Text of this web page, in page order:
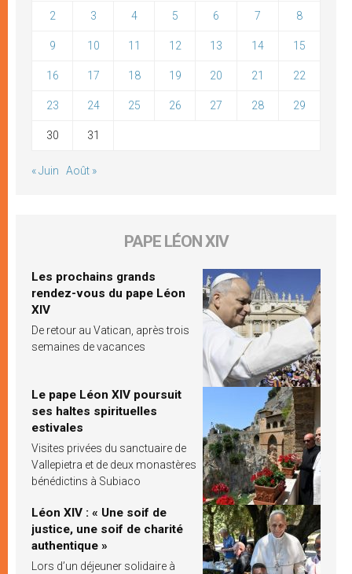
2 3 4 5 6 7 8
9 10 11 12 13 14 15
16 17 18 19 20 21 22
23 24 25 26 27 28 29
30 31
« Juin Août »
PAPE LÉON XIV
Les prochains grands
rendez-vous du pape Léon
XIV
De retour au Vatican, après trois
semaines de vacances
Le pape Léon XIV poursuit
ses haltes spirituelles
estivales
Visites privées du sanctuaire de
Vallepietra et de deux monastères
bénédictins à Subiaco
Léon XIV : « Une soif de
justice, une soif de charité
authentique »
Lors d’un déjeuner solidaire à